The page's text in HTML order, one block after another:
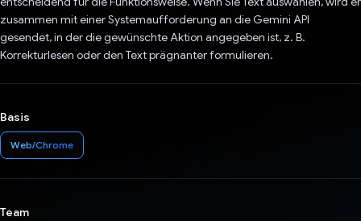
zusammen mit einer Systemaufforderung an die Gemini API
gesendet, in der die gewünschte Aktion angegeben ist, z. B.
Korrekturlesen oder den Text prägnanter formulieren.
Basis
Web/Chrome
Team